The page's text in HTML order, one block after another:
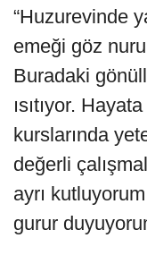
“Huzurevinde
emeği göz
Buradaki
ısıtıyor.
kurslarında
değerli
ayrı
gurur